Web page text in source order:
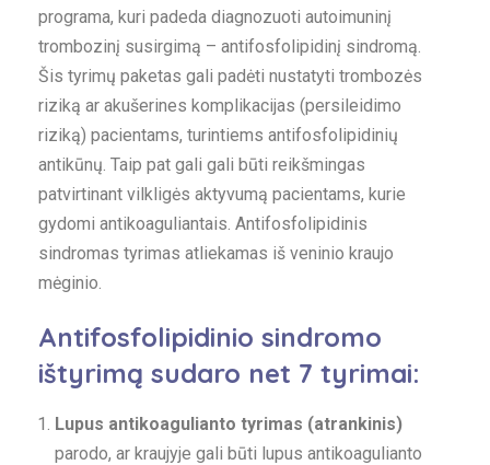
programa, kuri padeda diagnozuoti autoimuninį
trombozinį susirgimą – antifosfolipidinį sindromą.
Šis tyrimų paketas gali padėti nustatyti trombozės
riziką ar akušerines komplikacijas (persileidimo
riziką) pacientams, turintiems antifosfolipidinių
antikūnų. Taip pat gali gali būti reikšmingas
patvirtinant vilkligės aktyvumą pacientams, kurie
gydomi antikoaguliantais. Antifosfolipidinis
sindromas tyrimas atliekamas iš veninio kraujo
mėginio.
Antifosfolipidinio sindromo
ištyrimą sudaro net 7 tyrimai:
Lupus antikoagulianto tyrimas (atrankinis)
parodo, ar kraujyje gali būti lupus antikoagulianto